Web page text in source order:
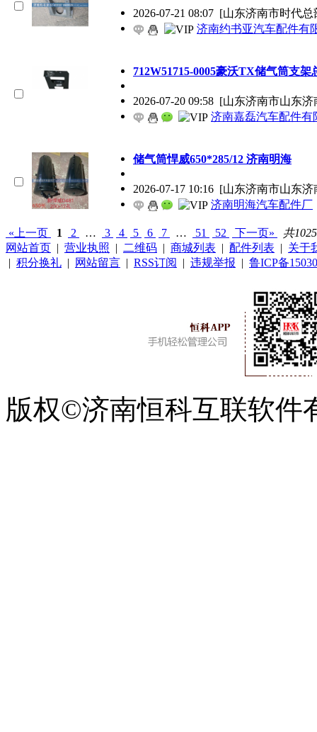
2026-07-21 08:07 [山东济南市时代总
济南约书亚汽车配件有
712W51715-0005豪沃TX储气筒支架
2026-07-20 09:58 [山东济南市山东
济南嘉磊汽车配件有
储气筒悍威650*285/12 济南明海
2026-07-17 10:16 [山东济南市山东
济南明海汽车配件厂
«上一页 1 2 … 3 4 5 6 7 … 51 52 下一页»
共
网站首页 | 营业执照 | 二维码 | 商城列表 | 配件列表 | 关于
| 积分换礼 | 网站留言 | RSS订阅 | 违规举报 | 鲁ICP备
版权©济南恒科互联软件